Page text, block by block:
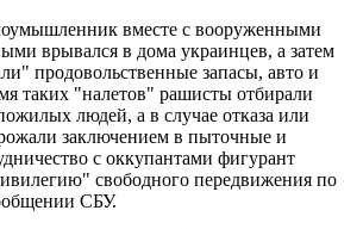
вместе с вооруженными
врывался в дома украинцев, а затем
продовольственные запасы, авто и
таких "налетов" рашисты отбирали
людей, а в случае отказа или
заключением в пыточные и
с оккупантами фигурант
свободного передвижения по
СБУ.